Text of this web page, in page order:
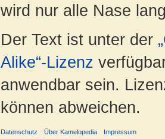
wird nur alle Nase
Der Text ist unter der
Alike“-Lizenz
anwendbar sein.
können abweichen.
Datenschutz Über Kamelopedia Impressum